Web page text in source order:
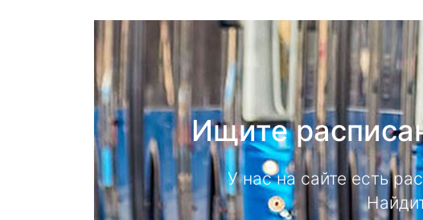
Ищите
У нас на сайте есть